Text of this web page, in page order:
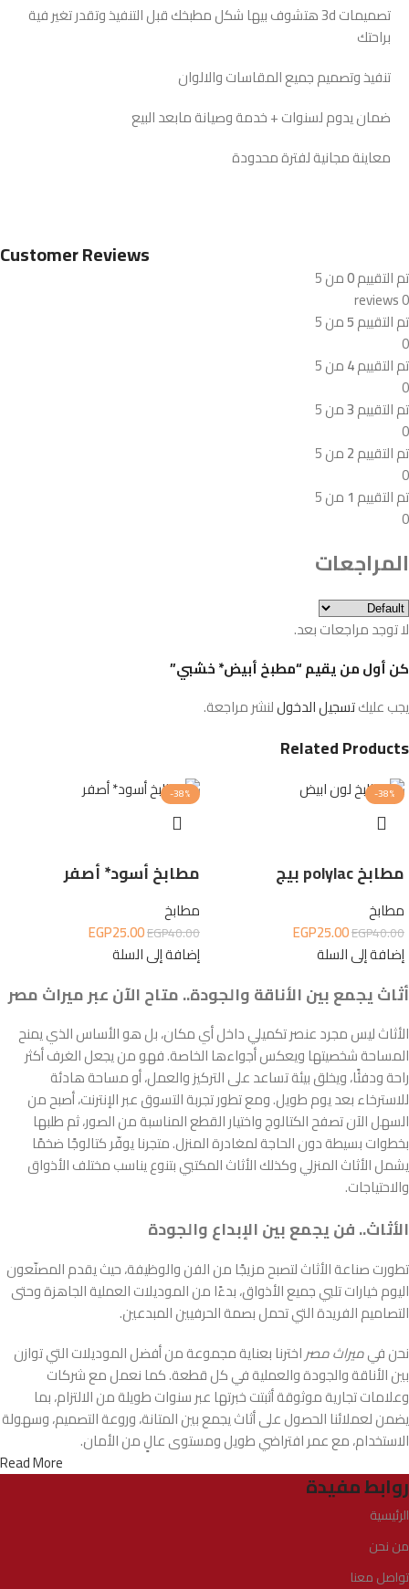
تصميمات 3d هتشوف بيها شكل مطبخك قبل التنفيذ وتقدر تغير فية
براحتك
تنفيذ وتصميم جميع المقاسات والالوان
ضمان يدوم لسنوات + خدمة وصيانة مابعد البيع
معاينة مجانية لفترة محدودة
Customer Reviews
تم التقييم0من 5
0 reviews
تم التقييم5من 5
0
تم التقييم4من 5
0
تم التقييم3من 5
0
تم التقييم2من 5
0
تم التقييم 1 من 5
0
المراجعات
لا توجد مراجعات بعد.
كن أول من يقيم “مطبخ أبيض* خشبي”
يجب عليكتسجيل الدخوللنشر مراجعة.
Related Products
-38%
مطابخ polylac بيج
مطابخ
EGP40.00
EGP25.00
إضافة إلى السلة
-38%
مطابخ أسود* أصفر
مطابخ
EGP40.00
EGP25.00
إضافة إلى السلة
أثاث يجمع بين الأناقة والجودة.. متاح الآن عبر ميراث مصر
الأثاث ليس مجرد عنصر تكميلي داخل أي مكان، بل هو الأساس الذي يمنح
المساحة شخصيتها ويعكس أجواءها الخاصة. فهو من يجعل الغرف أكثر
راحة ودفئًا، ويخلق بيئة تساعد على التركيز والعمل، أو مساحة هادئة
للاسترخاء بعد يوم طويل. ومع تطور تجربة التسوق عبر الإنترنت، أصبح من
السهل الآن تصفح الكتالوج واختيار القطع المناسبة من الصور، ثم طلبها
بخطوات بسيطة دون الحاجة لمغادرة المنزل. متجرنا يوفّر كتالوجًا ضخمًا
يشمل الأثاث المنزلي وكذلك الأثاث المكتبي بتنوع يناسب مختلف الأذواق
والاحتياجات.
الأثاث.. فن يجمع بين الإبداع والجودة
تطورت صناعة الأثاث لتصبح مزيجًا من الفن والوظيفة، حيث يقدم المصنّعون
اليوم خيارات تلبي جميع الأذواق، بدءًا من الموديلات العملية الجاهزة وحتى
التصاميم الفريدة التي تحمل بصمة الحرفيين المبدعين.
نحن فيميراث مصراخترنا بعناية مجموعة من أفضل الموديلات التي توازن
بين الأناقة والجودة والعملية في كل قطعة. كما نعمل مع شركات
وعلامات تجارية موثوقة أثبتت خبرتها عبر سنوات طويلة من الالتزام، بما
يضمن لعملائنا الحصول على أثاث يجمع بين المتانة، وروعة التصميم، وسهولة
الاستخدام، مع عمر افتراضي طويل ومستوى عالٍ من الأمان.
Read More
روابط مفيدة
الرئيسية
من نحن
تواصل معنا